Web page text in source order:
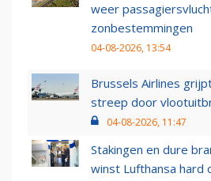
weer
zonbestemmingen
04-08-2026, 13:54
Brussels Airlines
streep door
04-08-2026, 11:47
Stakingen en dure
winst Lufthansa hard